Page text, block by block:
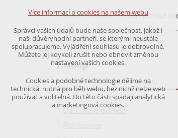
Úvodní stránka Sběratelské
E-shop
nakupte v Městském e-shopu
Dárkové předměty
analytická pro anonymizované vyhodnocení
návštěvnosti
marketingová cookies (Google)
Více informací o cookies na našem webu
Přijmout všechny cookies
Odmítnout vše
Více informací o cookies na našem webu
Správci vašich údajů bude naše společnost, jakož i
naši důvěryhodní partneři, se kterými neustále
spolupracujeme. Vyjádření souhlasu je dobrovolné.
Můžete jej kdykoli zrušit nebo obnovit změnou
nastavení vašich cookies.
Cookies a podobné technologie dělíme na
technická: nutná pro běh webu, bez nichž nelze web
používat a volitelná. Do této části spadají analytická
a marketingová cookies.